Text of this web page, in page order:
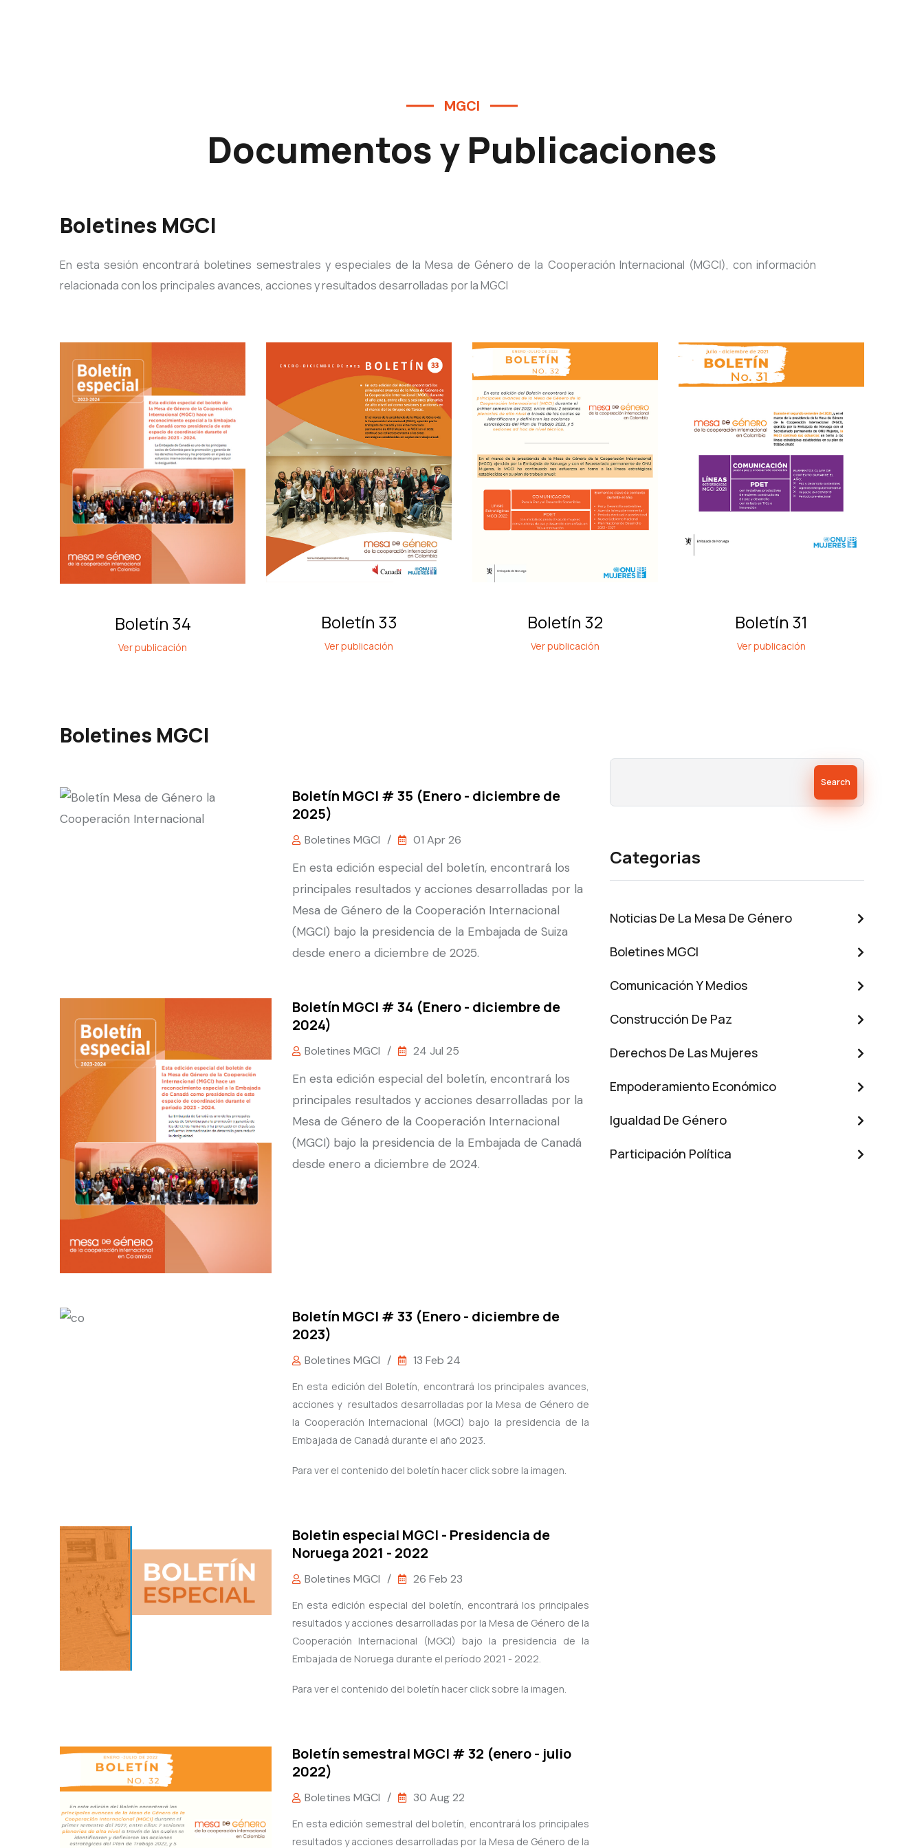
MGCI
Documentos y Publicaciones
Boletines MGCI
En esta sesión encontrará boletines semestrales y especiales de la Mesa de Género de la Cooperación Internacional (MGCI), con información
relacionada con los principales avances, acciones y resultados desarrolladas por la MGCI
Boletín 34
Ver publicación
Boletín 33
Ver publicación
Boletín 32
Ver publicación
Boletín 31
Ver publicación
Boletines MGCI
Boletín MGCI # 35 (Enero - diciembre de
2025)
Boletines MGCI / 01 Apr 26
En esta edición especial del boletín, encontrará los
principales resultados y acciones desarrolladas por la
Mesa de Género de la Cooperación Internacional
(MGCI) bajo la presidencia de la Embajada de Suiza
desde enero a diciembre de 2025.
Boletín MGCI # 34 (Enero - diciembre de
2024)
Boletines MGCI / 24 Jul 25
En esta edición especial del boletín, encontrará los
principales resultados y acciones desarrolladas por la
Mesa de Género de la Cooperación Internacional
(MGCI) bajo la presidencia de la Embajada de Canadá
desde enero a diciembre de 2024.
Boletín MGCI # 33 (Enero - diciembre de
2023)
Boletines MGCI / 13 Feb 24
En esta edición del Boletín, encontrará los principales avances,
acciones y resultados desarrolladas por la Mesa de Género de
la Cooperación Internacional (MGCI) bajo la presidencia de la
Embajada de Canadá durante el año 2023.
Para ver el contenido del boletín hacer click sobre la imagen.
Boletin especial MGCI - Presidencia de
Noruega 2021 - 2022
Boletines MGCI / 26 Feb 23
En esta edición especial del boletín, encontrará los principales
resultados y acciones desarrolladas por la Mesa de Género de la
Cooperación Internacional (MGCI) bajo la presidencia de la
Embajada de Noruega durante el período 2021 - 2022.
Para ver el contenido del boletín hacer click sobre la imagen.
Boletín semestral MGCI # 32 (enero - julio
2022)
Boletines MGCI / 30 Aug 22
En esta edición semestral del boletín, encontrará los principales
resultados y acciones desarrolladas por la Mesa de Género de la
Categorias
Noticias De La Mesa De Género
Boletines MGCI
Comunicación Y Medios
Construcción De Paz
Derechos De Las Mujeres
Empoderamiento Económico
Igualdad De Género
Participación Política